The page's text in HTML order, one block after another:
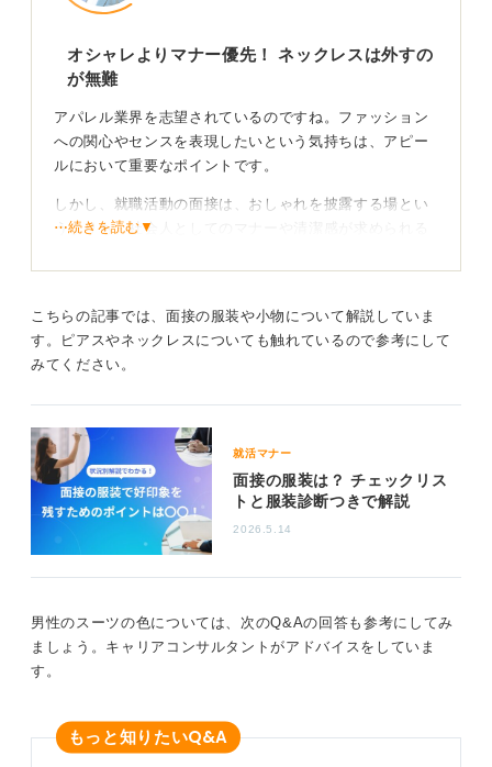
オシャレよりマナー優先！ ネックレスは外すの
が無難
アパレル業界を志望されているのですね。ファッション
への関心やセンスを表現したいという気持ちは、アピー
ルにおいて重要なポイントです。
しかし、就職活動の面接は、おしゃれを披露する場とい
うよりも、社会人としてのマナーや清潔感が求められる
たとえアパレル業界であっても基本的には避けたほうが
無難でしょう。面接官はあなたの個性やセンスだけでな
く、ビジネスの場にふさわしい振る舞いができるかどう
リスクを冒してまで個性を主張するよりも、まずは誠実
な姿勢を見せることが重要です。
センスは入社後に発揮しよう！ まずは面接突破に集
中
もしどうしても着用するのであれば、華美で目立つもの
ザインを選び、スーツの印象を邪魔しないようにしまし
ょう。
自身のセンスは、内定後の懇親会や入社後に店舗へ立つ
⋯続きを読む▼
こちらの記事では、面接の服装や小物について解説していま
す。ピアスやネックレスについても触れているので参考にして
みてください。
就活マナー
面接の服装は？ チェックリス
トと服装診断つきで解説
2026.5.14
男性のスーツの色については、次のQ&Aの回答も参考にしてみ
ましょう。キャリアコンサルタントがアドバイスをしていま
す。
もっと知りたいQ&A